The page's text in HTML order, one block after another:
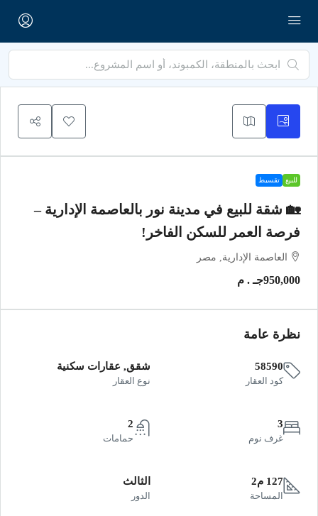
للبيع تقسيط
🏡 شقة للبيع في مدينة نور بالعاصمة الإدارية –
فرصة العمر للسكن الفاخر!
العاصمة الإدارية, مصر
950,000جـ . م
نظرة عامة
58590
كود العقار
شقق, عقارات سكنية
نوع العقار
3
غرف نوم
2
حمامات
127 م2
المساحة
الثالث
الدور